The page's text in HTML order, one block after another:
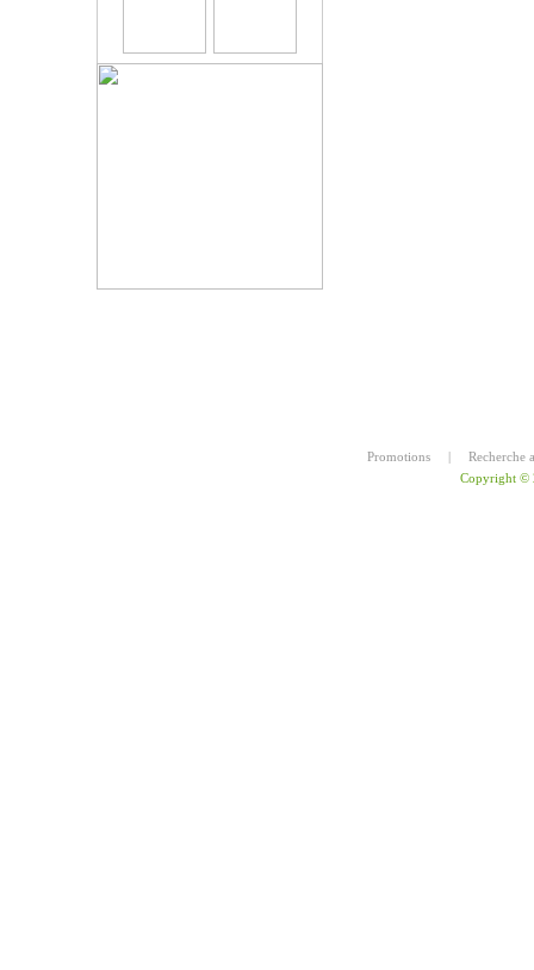
Promotions |
Recherche
Copyright ©